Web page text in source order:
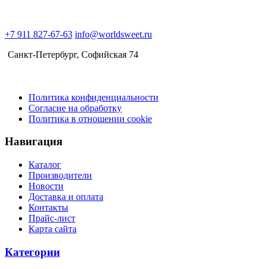
+7 911 827-67-63 info@worldsweet.ru
Санкт-Петербург​, Софийская 74
Политика конфиденциальности
Согласие на обработку
Политика в отношении cookie
Навигация
Каталог
Производители
Новости
Доставка и оплата
Контакты
Прайс-лист
Карта сайта
Категории